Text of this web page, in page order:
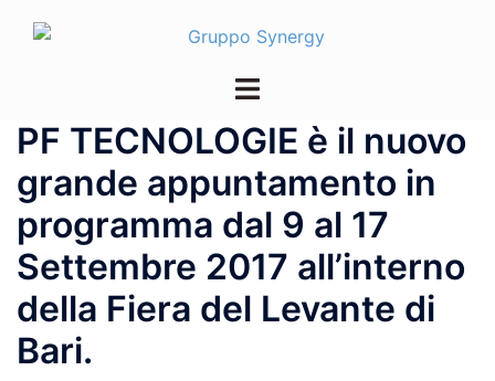
Mostra/Nascondi
PF TECNOLOGIE è il nuovo
grande appuntamento in
programma dal 9 al 17
Settembre 2017 all’interno
della Fiera del Levante di
Bari.